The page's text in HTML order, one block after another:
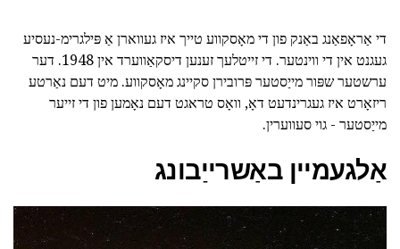
די אַראָפאַנג באַנק פון די מאָסקווע טייך איז געווארן אַ פּילגרימ-נעסיע
געגנט אין די ווינטער. די זייטלעך זענען דיסקאַווערד אין 1948. דער
ערשטער שפּור מייַסטער פּרובירן סקיינג מאָסקווע. מיט דעם נאַרטע
ריזאָרט איז געגרינדעט דאָ, וואָס טראגט דעם נאָמען פון די זייער
מייַסטער - גוי סעווערין.
אַלגעמיין באַשרייַבונג